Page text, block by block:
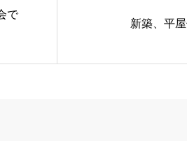
で
新築、平